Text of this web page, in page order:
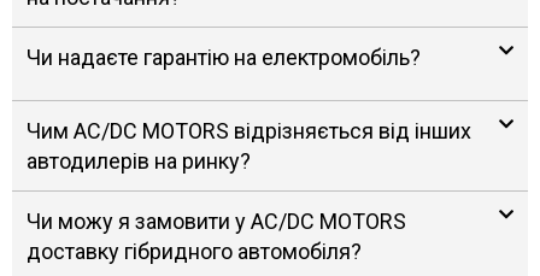
Чи надаєте гарантію на електромобіль?
Чим AC/DC MOTORS відрізняється від інших
автодилерів на ринку?
Чи можу я замовити у AC/DC MOTORS
доставку гібридного автомобіля?